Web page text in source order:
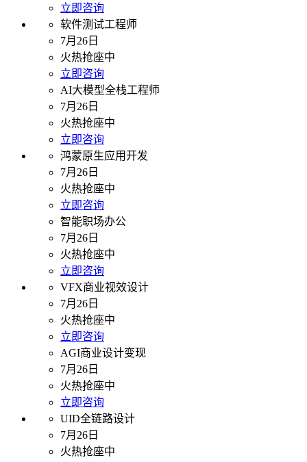
立即咨询
软件测试工程师
7月26日
火热抢座中
立即咨询
AI大模型全栈工程师
7月26日
火热抢座中
立即咨询
鸿蒙原生应用开发
7月26日
火热抢座中
立即咨询
智能职场办公
7月26日
火热抢座中
立即咨询
VFX商业视效设计
7月26日
火热抢座中
立即咨询
AGI商业设计变现
7月26日
火热抢座中
立即咨询
UID全链路设计
7月26日
火热抢座中